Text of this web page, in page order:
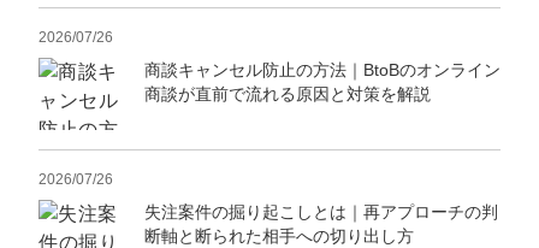
動画ディレクター
営業
インターン
正社員
マーケマネージャー
2026/07/26
商談キャンセル防止の方法｜BtoBのオンライン
商談が直前で流れる原因と対策を解説
2026/07/26
失注案件の掘り起こしとは｜再アプローチの判
断軸と断られた相手への切り出し方